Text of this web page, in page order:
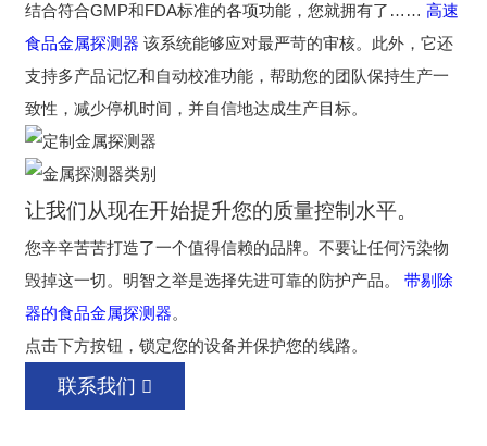
结合符合GMP和FDA标准的各项功能，您就拥有了…… 高速
食品金属探测器 该系统能够应对最严苛的审核。此外，它还
支持多产品记忆和自动校准功能，帮助您的团队保持生产一
致性，减少停机时间，并自信地达成生产目标。
让我们从现在开始提升您的质量控制水平。
您辛辛苦苦打造了一个值得信赖的品牌。不要让任何污染物
毁掉这一切。明智之举是选择先进可靠的防护产品。 带剔除
器的食品金属探测器。
点击下方按钮，锁定您的设备并保护您的线路。
联系我们